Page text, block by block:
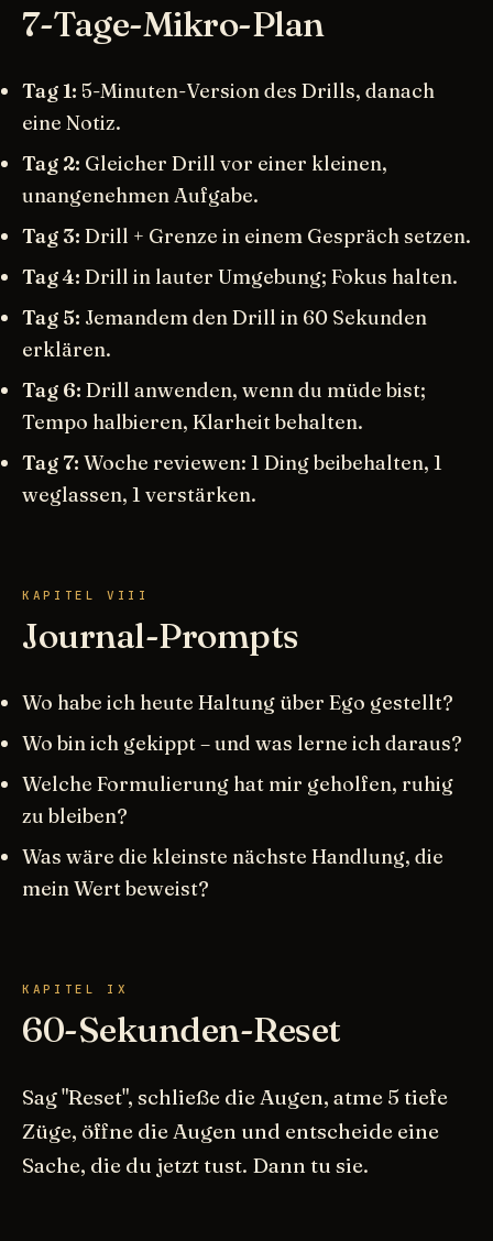
7-Tage-Mikro-Plan
Tag 1: 5-Minuten-Version des Drills, danach
eine Notiz.
Tag 2: Gleicher Drill vor einer kleinen,
unangenehmen Aufgabe.
Tag 3: Drill + Grenze in einem Gespräch setzen.
Tag 4: Drill in lauter Umgebung; Fokus halten.
Tag 5: Jemandem den Drill in 60 Sekunden
erklären.
Tag 6: Drill anwenden, wenn du müde bist;
Tempo halbieren, Klarheit behalten.
Tag 7: Woche reviewen: 1 Ding beibehalten, 1
weglassen, 1 verstärken.
KAPITEL VIII
Journal-Prompts
Wo habe ich heute Haltung über Ego gestellt?
Wo bin ich gekippt – und was lerne ich daraus?
Welche Formulierung hat mir geholfen, ruhig
zu bleiben?
Was wäre die kleinste nächste Handlung, die
mein Wert beweist?
KAPITEL IX
60-Sekunden-Reset
Sag "Reset", schließe die Augen, atme 5 tiefe
Züge, öffne die Augen und entscheide eine
Sache, die du jetzt tust. Dann tu sie.